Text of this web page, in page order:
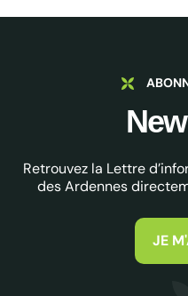
Retrouvez la Lettre
des Ardennes
JE